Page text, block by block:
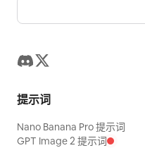
提示词
Nano Banana Pro 提示词
GPT Image 2 提示词